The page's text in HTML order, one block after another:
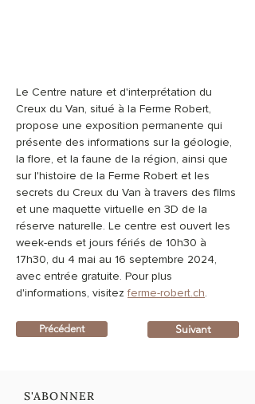
Le Centre nature et d'interprétation du
Creux du Van, situé à la Ferme Robert,
propose une exposition permanente qui
présente des informations sur la géologie,
la flore, et la faune de la région, ainsi que
sur l'histoire de la Ferme Robert et les
secrets du Creux du Van à travers des films
et une maquette virtuelle en 3D de la
réserve naturelle. Le centre est ouvert les
week-ends et jours fériés de 10h30 à
17h30, du 4 mai au 16 septembre 2024,
avec entrée gratuite. Pour plus
d'informations, visitez ferme-robert.ch.
Précédent Suivant
S'ABONNER